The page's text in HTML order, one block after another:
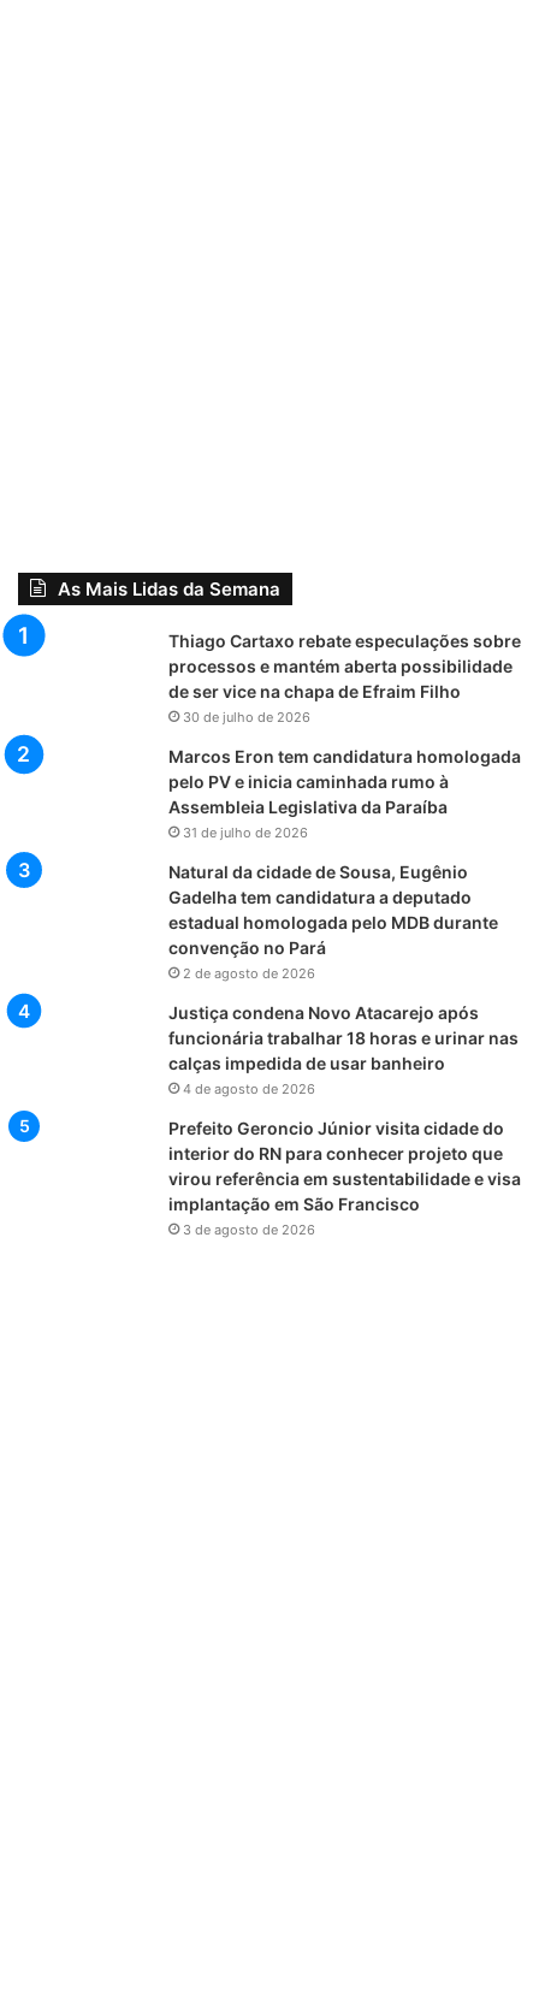
As Mais Lidas da Semana
Thiago Cartaxo rebate especulações sobre
processos e mantém aberta possibilidade
de ser vice na chapa de Efraim Filho
30 de julho de 2026
Marcos Eron tem candidatura homologada
pelo PV e inicia caminhada rumo à
Assembleia Legislativa da Paraíba
31 de julho de 2026
Natural da cidade de Sousa, Eugênio
Gadelha tem candidatura a deputado
estadual homologada pelo MDB durante
convenção no Pará
2 de agosto de 2026
Justiça condena Novo Atacarejo após
funcionária trabalhar 18 horas e urinar nas
calças impedida de usar banheiro
4 de agosto de 2026
Prefeito Geroncio Júnior visita cidade do
interior do RN para conhecer projeto que
virou referência em sustentabilidade e visa
implantação em São Francisco
3 de agosto de 2026